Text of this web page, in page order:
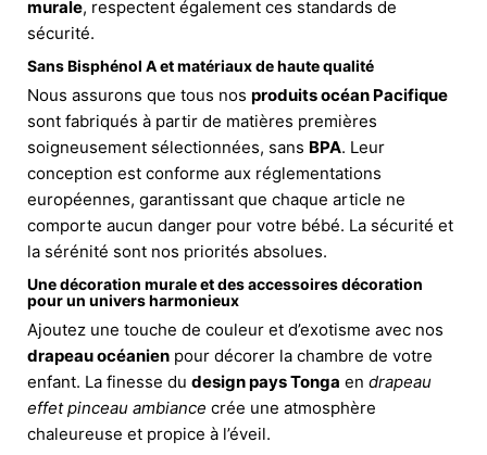
murale, respectent également ces standards de
sécurité.
Sans Bisphénol A et matériaux de haute qualité
Nous assurons que tous nos produits océan Pacifique
sont fabriqués à partir de matières premières
soigneusement sélectionnées, sans BPA. Leur
conception est conforme aux réglementations
européennes, garantissant que chaque article ne
comporte aucun danger pour votre bébé. La sécurité et
la sérénité sont nos priorités absolues.
Une décoration murale et des accessoires décoration
pour un univers harmonieux
Ajoutez une touche de couleur et d’exotisme avec nos
drapeau océanien pour décorer la chambre de votre
enfant. La finesse du design pays Tonga en drapeau
effet pinceau ambiance crée une atmosphère
chaleureuse et propice à l’éveil.